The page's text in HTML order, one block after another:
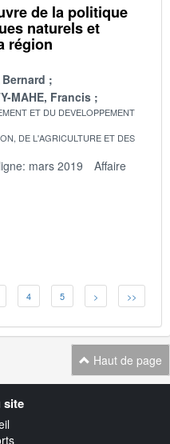
de la politique
naturels et
région
Bernard
MAHE, Francis
ET DU DEVELOPPEMENT
DE L'AGRICULTURE ET DES
mars 2019
Affaire
4 5 > >>
Haut de page
site